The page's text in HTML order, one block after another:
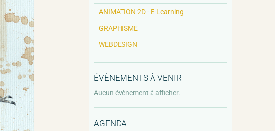
ANIMATION 2D - E-Learning
GRAPHISME
WEBDESIGN
ÉVÈNEMENTS À VENIR
Aucun évènement à afficher.
AGENDA